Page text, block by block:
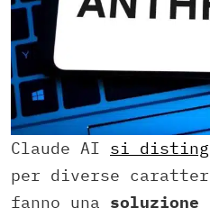
Claude AI si
per diverse
fanno una